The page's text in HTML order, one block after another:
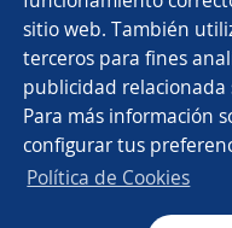
sitio web. También
terceros para fines
publicidad relacionada
Para más información
configurar tus
Política de Cookies
Administrativo ventas
Vendedor mayorista
Oficial de mantenimiento
Buscar
CT App